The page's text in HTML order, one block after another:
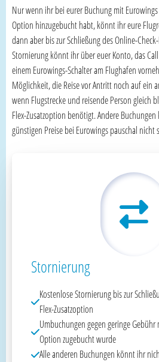
Nur wenn ihr bei eurer Buchung mit
Option hinzugebucht habt, könnt ihr eure
dann aber bis zur Schließung des Online-
Stornierung könnt ihr über euer Konto, das
einem Eurowings-Schalter am Flughafen
Möglichkeit, die Reise vor Antritt noch auf ein
wenn Flugstrecke und reisende Person gleich
Flex-Zusatzoption benötigt. Andere
günstigen Preise bei Eurowings pauschal
Stornierung
Kostenlose Stornierung bis zur
Flex-Zusatzoption
Umbuchungen gegen geringe
Option zugebucht wurde
Alle anderen Buchungen könnt ihr